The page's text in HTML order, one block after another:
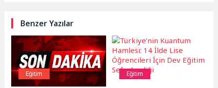
Benzer Yazılar
Eğitim Eğitim